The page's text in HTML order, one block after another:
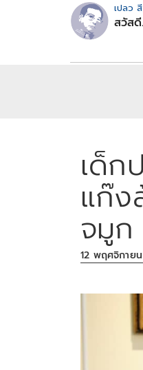
เปลว
สวัส
เด็ก
แก๊ง
จมูก
12 พฤศจิกายน